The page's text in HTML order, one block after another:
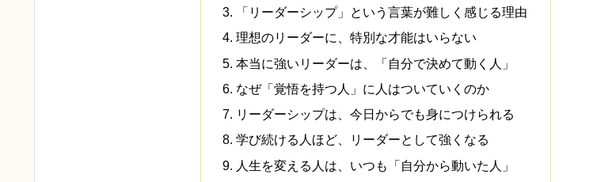
「リーダーシップ」という言葉が難しく感じる理由
理想のリーダーに、特別な才能はいらない
本当に強いリーダーは、「自分で決めて動く人」
なぜ「覚悟を持つ人」に人はついていくのか
リーダーシップは、今日からでも身につけられる
学び続ける人ほど、リーダーとして強くなる
人生を変える人は、いつも「自分から動いた人」